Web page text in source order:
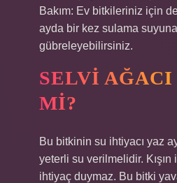
Bakım: Ev bitkileriniz için
ayda bir kez sulama
gübreleyebilirsiniz.
SELVI AĞACI
MI?
Bu bitkinin su ihtiyacı yaz
yeterli su verilmelidir.
ihtiyaç duymaz. Bu bitki